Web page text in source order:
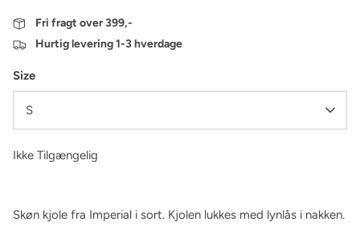
Fri fragt over 399,-
Hurtig levering 1-3 hverdage
Size
S
Ikke Tilgængelig
Skøn kjole fra Imperial i sort. Kjolen lukkes med lynlås i nakken.